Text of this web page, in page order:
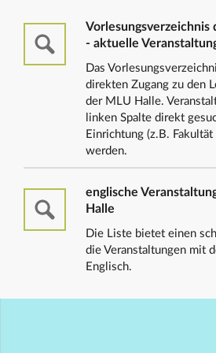
Vorlesungsverzeichnis
- aktuelle
Das
direkten Zugang zu den
der MLU Halle.
linken Spalte direkt
Einrichtung (z.B.
werden.
englische
Halle
Die Liste bietet einen
die Veranstaltungen mit
Englisch.